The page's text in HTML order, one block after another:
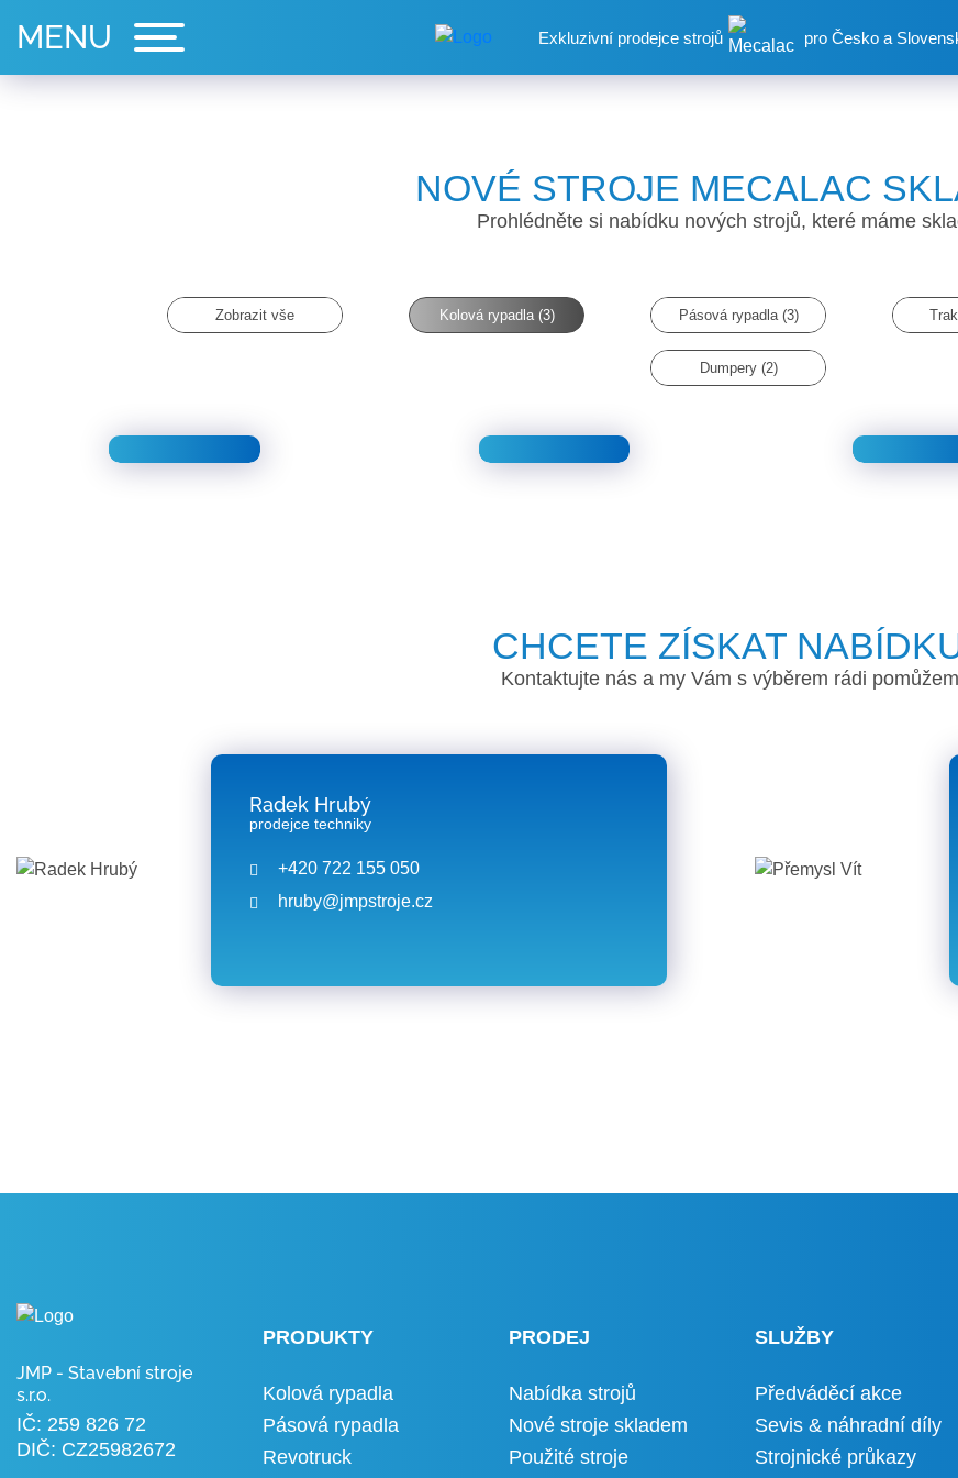
Exkluzivní prodejce strojů pro Česko a
NOVÉ STROJE MECALAC
Prohlédněte si nabídku nových strojů, které máme
Zobrazit vše Kolová rypadla (3) Pásová rypadla (3)
Dumpery (2)
CHCETE ZÍSKAT
Kontaktujte nás a my Vám s výběrem rádi
Radek Hrubý
prodejce techniky
+420 722 155 050
hruby@jmpstroje.cz
JMP - Stavební stroje
s.r.o.
IČ: 259 826 72
DIČ: CZ25982672
PRODUKTY
Kolová rypadla
Pásová rypadla
Revotruck
PRODEJ
Nabídka strojů
Nové stroje skladem
Použité stroje
SLUŽBY
Předváděcí akce
Sevis & náhradní díly
Strojnické průkazy